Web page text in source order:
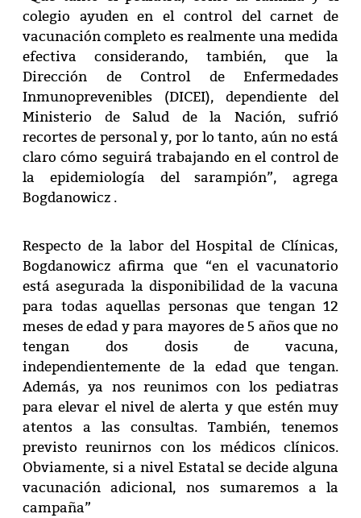
colegio ayuden en el control del carnet de
vacunación completo es realmente una medida
efectiva considerando, también, que la
Dirección de Control de Enfermedades
Inmunoprevenibles (DICEI), dependiente del
Ministerio de Salud de la Nación, sufrió
recortes de personal y, por lo tanto, aún no está
claro cómo seguirá trabajando en el control de
la epidemiología del sarampión”, agrega
Bogdanowicz .
Respecto de la labor del Hospital de Clínicas,
Bogdanowicz afirma que “en el vacunatorio
está asegurada la disponibilidad de la vacuna
para todas aquellas personas que tengan 12
meses de edad y para mayores de 5 años que no
tengan dos dosis de vacuna,
independientemente de la edad que tengan.
Además, ya nos reunimos con los pediatras
para elevar el nivel de alerta y que estén muy
atentos a las consultas. También, tenemos
previsto reunirnos con los médicos clínicos.
Obviamente, si a nivel Estatal se decide alguna
vacunación adicional, nos sumaremos a la
campaña”